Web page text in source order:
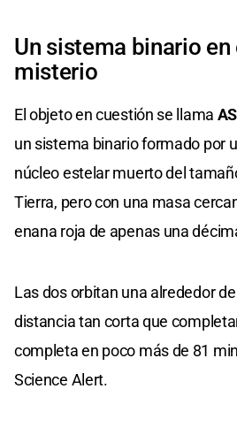
Un sistema binario en
misterio
El objeto en cuestión se llama
un sistema binario formado por
núcleo estelar muerto del
Tierra, pero con una masa
enana roja de apenas una
Las dos orbitan una alrededor
distancia tan corta que
completa en poco más de 81
Science Alert.